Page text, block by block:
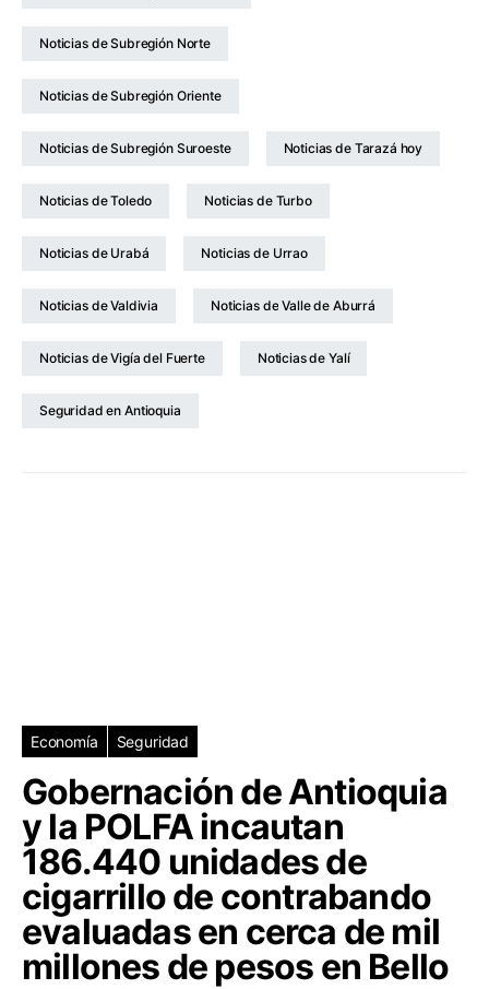
Noticias de Subregión Norte
Noticias de Subregión Oriente
Noticias de Subregión Suroeste Noticias de Tarazá hoy
Noticias de Toledo Noticias de Turbo
Noticias de Urabá Noticias de Urrao
Noticias de Valdivia Noticias de Valle de Aburrá
Noticias de Vigía del Fuerte Noticias de Yalí
Seguridad en Antioquia
Economía Seguridad
Gobernación de Antioquia
y la POLFA incautan
186.440 unidades de
cigarrillo de contrabando
evaluadas en cerca de mil
millones de pesos en Bello